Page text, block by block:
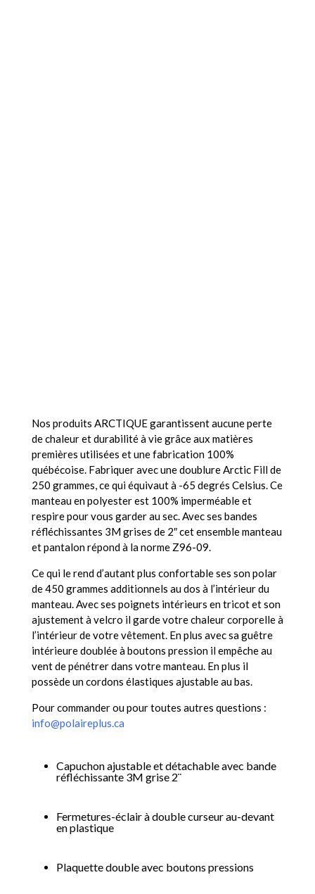
Nos produits ARCTIQUE garantissent aucune perte
de chaleur et durabilité à vie grâce aux matières
premières utilisées et une fabrication 100%
québécoise. Fabriquer avec une doublure Arctic Fill de
250 grammes, ce qui équivaut à -65 degrés Celsius. Ce
manteau en polyester est 100% imperméable et
respire pour vous garder au sec. Avec ses bandes
réfléchissantes 3M grises de 2″ cet ensemble manteau
et pantalon répond à la norme Z96-09.
Ce qui le rend d’autant plus confortable ses son polar
de 450 grammes additionnels au dos à l’intérieur du
manteau. Avec ses poignets intérieurs en tricot et son
ajustement à velcro il garde votre chaleur corporelle à
l’intérieur de votre vêtement. En plus avec sa guêtre
intérieure doublée à boutons pression il empêche au
vent de pénétrer dans votre manteau. En plus il
possède un cordons élastiques ajustable au bas.
Pour commander ou pour toutes autres questions :
info@polaireplus.ca
Capuchon ajustable et détachable avec bande
réfléchissante 3M grise 2¨
Fermetures-éclair à double curseur au-devant
en plastique
Plaquette double avec boutons pressions